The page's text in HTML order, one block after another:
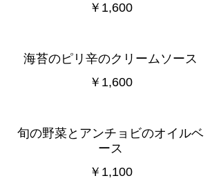
￥1,600
海苔のピリ辛のクリームソース
￥1,600
旬の野菜とアンチョビのオイルベ
ース
￥1,100